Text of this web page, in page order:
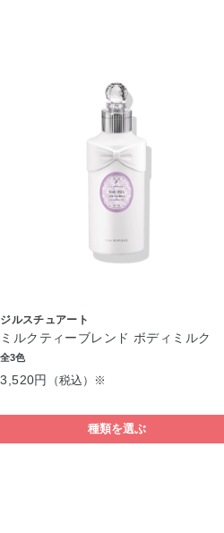
ジルスチュアート
ミルクティーブレンド ボディミルク
全3色
3,520円 （税込）※
種類を選ぶ